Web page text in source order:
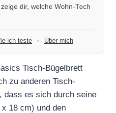
dir, welche Wohn-Tech
ich teste • Über mich
Tisch-Bügelbrett
zu anderen Tisch-
dass es sich durch seine
18 cm) und den